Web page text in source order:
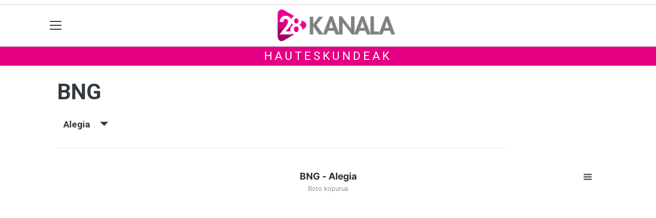
HAUTESKUNDEAK
BNG
Alegia
BNG - Alegia
Boto kopurua